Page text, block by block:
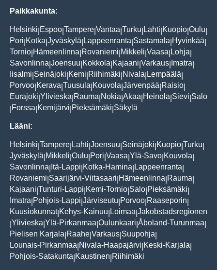
Paikkakunta:
Helsinki Espoo Tampere Vantaa Turku Lahti Kuopio Oulu
Pori Kotka Jyväskylä Lappeenranta Sastamala Hyvinkää
Tornio Hämeenlinna Rovaniemi Mikkeli Vaasa Lohja
Savonlinna Joensuu Kokkola Kajaani Varkaus Imatra
Iisalmi Seinäjoki Kemi Riihimäki Nivala Lempäälä
Porvoo Kerava Tuusula Kouvola Järvenpää Raisio
Eurajoki Ylivieska Rauma Nokia Akaa Heinola Sievi Salo
Forssa Kemijärvi Pieksämäki Säkylä
Lääni:
Helsinki Tampere Lahti Joensuu Seinäjoki Kuopio Turku
Jyväskylä Mikkeli Oulu Pori Vaasa Ylä-Savo Kouvola
Savonlinna Itä-Lappi Kotka-Hamina Lappeenranta
Rovaniemi Saarijärvi-Viitasaari Hämeenlinna Rauma
Kajaani Tunturi-Lappi Kemi-Tornio Salo Pieksämäki
Imatra Pohjois-Lappi Järviseutu Porvoo Raaseporin
Kuusiokunnat| Kehys-Kainuu Loimaa Jakobstadsregionen
Ylivieska Ylä-Pirkanmaa Oulunkaari Åboland-Turunmaa
Pielisen Karjala Raahe Varkaus Suupohja
Lounais-Pirkanmaa Nivala-Haapajärvi Keski-Karjala
Pohjois-Satakunta Kaustinen Riihimäki